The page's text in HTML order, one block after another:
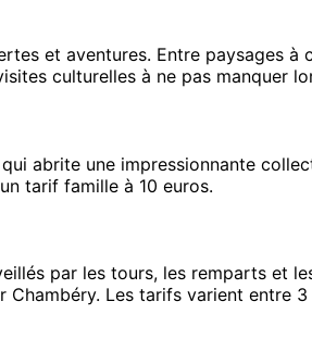
et aventures. Entre paysages
culturelles à ne pas manquer
abrite une impressionnante
tarif famille à 10 euros.
par les tours, les remparts et
Les tarifs varient entre